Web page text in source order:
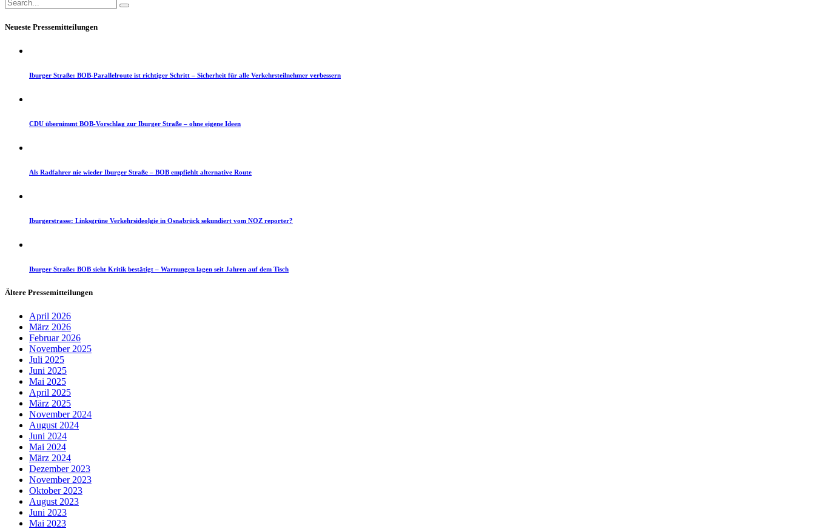
Neueste Pressemitteilungen
Iburger Straße: BOB-Parallelroute ist richtiger Schritt – Sicherheit für alle Verkehrsteilnehmer verbessern
CDU übernimmt BOB-Vorschlag zur Iburger Straße – ohne eigene Ideen
Als Radfahrer nie wieder Iburger Straße – BOB empfiehlt alternative Route
Iburgerstrasse: Linksgrüne Verkehrsideolgie in Osnabrück sekundiert vom NOZ reporter?
Iburger Straße: BOB sieht Kritik bestätigt – Warnungen lagen seit Jahren auf dem Tisch
Ältere Pressemitteilungen
April 2026
März 2026
Februar 2026
November 2025
Juli 2025
Juni 2025
Mai 2025
April 2025
März 2025
November 2024
August 2024
Juni 2024
Mai 2024
März 2024
Dezember 2023
November 2023
Oktober 2023
August 2023
Juni 2023
Mai 2023